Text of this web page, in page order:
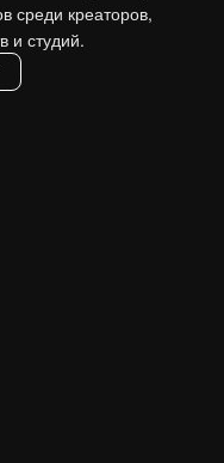
среди креаторов,
и студий.